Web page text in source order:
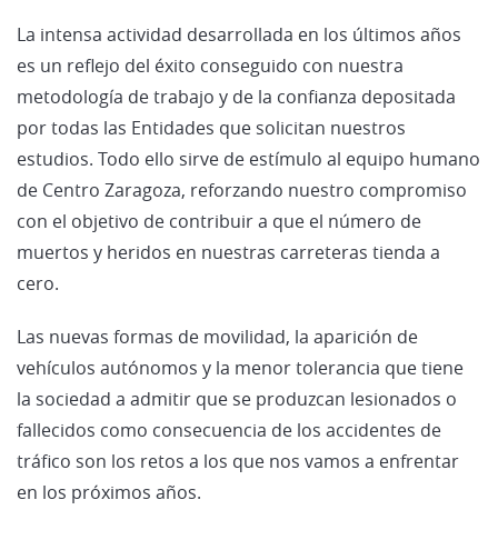
La intensa actividad desarrollada en los últimos años
es un reflejo del éxito conseguido con nuestra
metodología de trabajo y de la confianza depositada
por todas las Entidades que solicitan nuestros
estudios. Todo ello sirve de estímulo al equipo humano
de Centro Zaragoza, reforzando nuestro compromiso
con el objetivo de contribuir a que el número de
muertos y heridos en nuestras carreteras tienda a
cero.
Las nuevas formas de movilidad, la aparición de
vehículos autónomos y la menor tolerancia que tiene
la sociedad a admitir que se produzcan lesionados o
fallecidos como consecuencia de los accidentes de
tráfico son los retos a los que nos vamos a enfrentar
en los próximos años.